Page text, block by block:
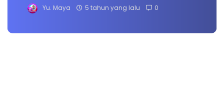
Yu. Maya 5 tahun yang lalu 0